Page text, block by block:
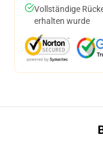
Vollständige
erhalten wurde